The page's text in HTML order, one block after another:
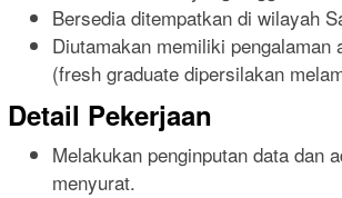
Bersedia ditempatkan di wilayah
Diutamakan memiliki pengalaman
(fresh graduate dipersilakan
Detail Pekerjaan
Melakukan penginputan data dan
menyurat.